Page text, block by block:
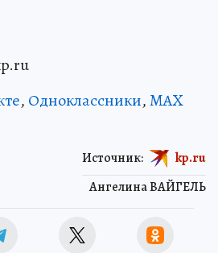
, Одноклассники,MAX
Ангелина ВАЙГЕЛЬ
Источник: kp.ru